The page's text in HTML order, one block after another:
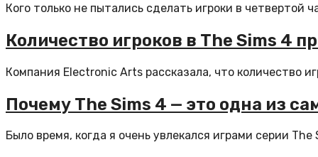
Кого только не пытались сделать игроки в
Количество игроков в The Sims 4
Компания Electronic Arts рассказала, что количество
Почему The Sims 4 — это одна из
Было время, когда я очень увлекался играми серии